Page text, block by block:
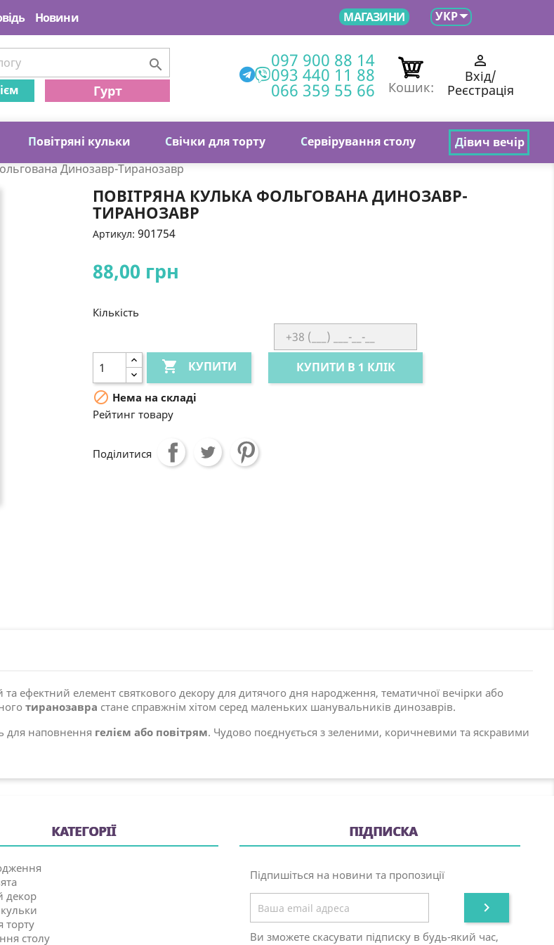
Новини МАГАЗИНИ УКР
Повітряні кульки Свічки для торту Сервірування столу Дівич вечір

Гурт
097 900 88 14
093 440 11 88
066 359 55 66 Кошик:

Вхід/
Реєстрація
Динозавр-Тиранозавр
ПОВІТРЯНА КУЛЬКА ФОЛЬГОВАНА ДИНОЗАВР-
ТИРАНОЗАВР
Артикул: 901754
88,00 грн
Кількість
 КУПИТИ КУПИТИ В 1 КЛІК
 Нема на складі
Рейтинг товару
Поділитися
ефектний елемент святкового декору для дитячого дня народження, тематичної вечірки або
тиранозавра стане справжнім хітом серед маленьких шанувальників динозаврів.
для наповнення гелієм або повітрям. Чудово поєднується з зеленими, коричневими та яскравими
КАТЕГОРІЇ
декор
торту
столу
ПІДПИСКА
Підпишіться на новини та пропозиції

Ви зможете скасувати підписку в будь-який час,